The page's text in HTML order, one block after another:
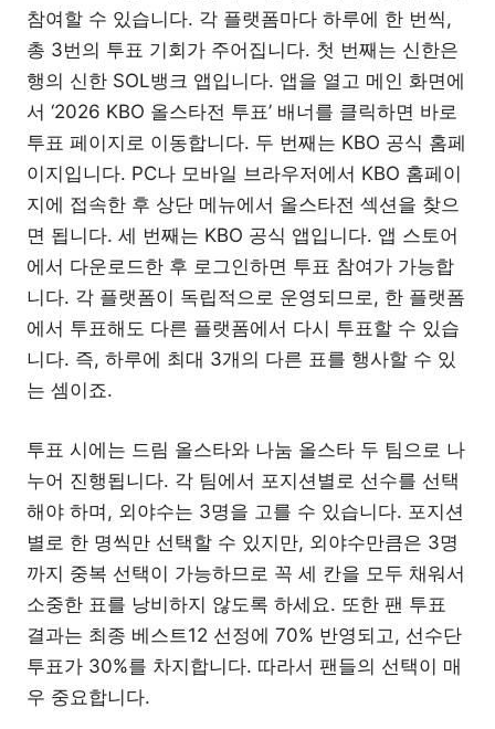
참여할 수 있습니다. 각 플랫폼마다 하루에 한 번씩,
총 3번의 투표 기회가 주어집니다. 첫 번째는 신한은
행의 신한 SOL뱅크 앱입니다. 앱을 열고 메인 화면에
서 ‘2026 KBO 올스타전 투표’ 배너를 클릭하면 바로
투표 페이지로 이동합니다. 두 번째는 KBO 공식 홈페
이지입니다. PC나 모바일 브라우저에서 KBO 홈페이
지에 접속한 후 상단 메뉴에서 올스타전 섹션을 찾으
면 됩니다. 세 번째는 KBO 공식 앱입니다. 앱 스토어
에서 다운로드한 후 로그인하면 투표 참여가 가능합
니다. 각 플랫폼이 독립적으로 운영되므로, 한 플랫폼
에서 투표해도 다른 플랫폼에서 다시 투표할 수 있습
니다. 즉, 하루에 최대 3개의 다른 표를 행사할 수 있
는 셈이죠.
투표 시에는 드림 올스타와 나눔 올스타 두 팀으로 나
누어 진행됩니다. 각 팀에서 포지션별로 선수를 선택
해야 하며, 외야수는 3명을 고를 수 있습니다. 포지션
별로 한 명씩만 선택할 수 있지만, 외야수만큼은 3명
까지 중복 선택이 가능하므로 꼭 세 칸을 모두 채워서
소중한 표를 낭비하지 않도록 하세요. 또한 팬 투표
결과는 최종 베스트12 선정에 70% 반영되고, 선수단
투표가 30%를 차지합니다. 따라서 팬들의 선택이 매
우 중요합니다.